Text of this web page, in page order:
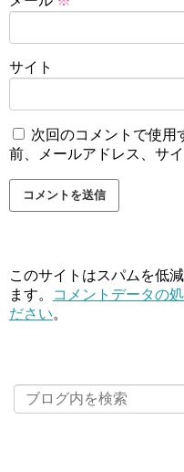
サイト
次回のコメントで使用
前、メールアドレス、サイ
このサイトはスパムを低
ます。
コメントデータの
ださい。